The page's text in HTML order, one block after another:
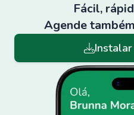
Fácil,
Agende